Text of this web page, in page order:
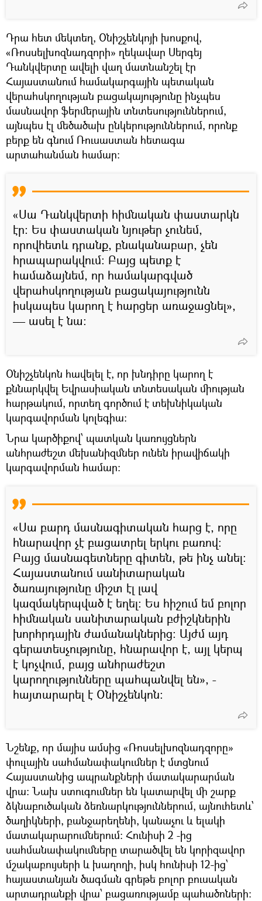
Դրա հետ մեկտեղ, Օնիշչենկոյի խոսքով,
«Ռոսսելխոզնադզորի» ղեկավար Սերգեյ
Դանկվերտը ավելի վաղ մատնանշել էր
Հայաստանում համակարգային պետական
վերահսկողության բացակայությունը ինչպես
մասնավոր ֆերմերային տնտեսություններում,
այնպես էլ մեծածախ ընկերություններում, որոնք
բերք են գնում Ռուսաստան հետագա
արտահանման համար:
«Սա Դանկվերտի հիմնական փաստարկն
էր։ Ես փաստական նյութեր չունեմ,
որովհետև դրանք, բնականաբար, չեն
հրապարակվում։ Բայց պետք է
համաձայնեմ, որ համակարգված
վերահսկողության բացակայությունն
իսկապես կարող է հարցեր առաջացնել»,
— ասել է նա։
Օնիշչենկոն հավելել է, որ խնդիրը կարող է
քննարկվել Եվրասիական տնտեսական միության
հարթակում, որտեղ գործում է տեխնիկական
կարգավորման կոլեգիա:
Նրա կարծիքով՝ պատկան կառույցներն
անհրաժեշտ մեխանիզմներ ունեն իրավիճակի
կարգավորման համար։
«Սա բարդ մասնագիտական հարց է, որը
հնարավոր չէ բացատրել երկու բառով։
Բայց մասնագետները գիտեն, թե ինչ անել:
Հայաստանում սանիտարական
ծառայությունը միշտ էլ լավ
կազմակերպված է եղել։ Ես հիշում եմ բոլոր
հիմնական սանիտարական բժիշկներին
խորհրդային ժամանակներից: Այժմ այդ
գերատեսչությունը, հնարավոր է, այլ կերպ
է կոչվում, բայց անհրաժեշտ
կարողությունները պահպանվել են», -
հայտարարել է Օնիշչենկոն։
Նշենք, որ մայիս ամսից «Ռոսսելխոզնադզորը»
փուլային սահմանափակումներ է մտցնում
Հայաստանից ապրանքների մատակարարման
վրա։ Նախ ստուգումներ են կատարվել մի շարք
ձկնաբուծական ձեռնարկություններում, այնուհետև՝
ծաղիկների, բանջարեղենի, կանաչու և ելակի
մատակարարումներում։ Հունիսի 2 -ից
սահմանափակումները տարածվել են կորիզավոր
մշակաբույսերի և խաղողի, իսկ հունիսի 12-ից՝
հայաստանյան ծագման գրեթե բոլոր բուսական
արտադրանքի վրա՝ բացառությամբ պահածոների: